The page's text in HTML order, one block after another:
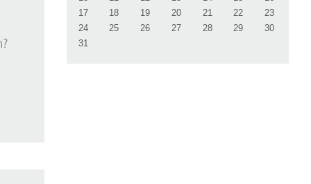
17
18 19 20 21 22
23
24
25 26 27 28 29
30
31